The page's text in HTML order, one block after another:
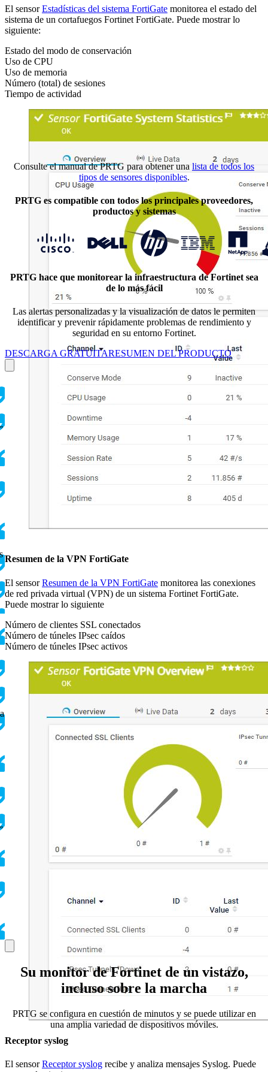
El sensorEstadísticas del sistema FortiGate monitorea el estado del
sistema de un cortafuegos Fortinet FortiGate. Puede mostrar lo
siguiente:
Estado del modo de conservación
Uso de CPU
Uso de memoria
Número (total) de sesiones
Tiempo de actividad
Resumen de la VPN FortiGate
El sensorResumen de la VPN FortiGate monitorea las conexiones
de red privada virtual (VPN) de un sistema Fortinet FortiGate.
Puede mostrar lo siguiente
Número de clientes SSL conectados
Número de túneles IPsec caídos
Número de túneles IPsec activos
Receptor syslog
El sensorReceptor syslog recibe y analiza mensajes Syslog. Puede
Consulte el manual de PRTG para obtener una lista de todos los
tipos de sensores disponibles.
PRTG es compatible con todos los principales proveedores,
productos y sistemas
PRTG hace que monitorear la infraestructura de Fortinet sea
de lo más fácil
Las alertas personalizadas y la visualización de datos le permiten
identificar y prevenir rápidamente problemas de rendimiento y
seguridad en su entorno Fortinet.
DESCARGA GRATUITARESUMEN DEL PRODUCTO
Su monitor de Fortinet de un vistazo,
incluso sobre la marcha
PRTG se configura en cuestión de minutos y se puede utilizar en
una amplia variedad de dispositivos móviles.